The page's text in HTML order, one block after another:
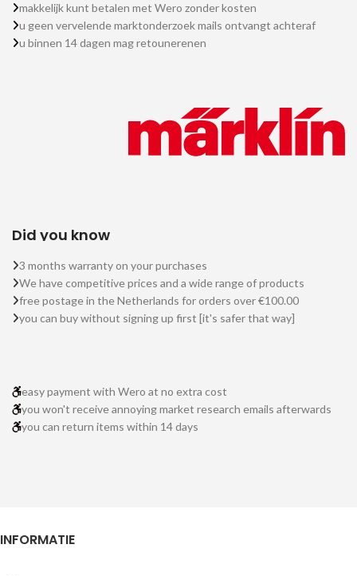
makkelijk kunt betalen met Wero zonder kosten
u geen vervelende marktonderzoek mails ontvangt achteraf
u binnen 14 dagen mag retounerenen
Did you know
3 months warranty on your purchases
We have competitive prices and a wide range of products
free postage in the Netherlands for orders over €100.00
you can buy without signing up first [it's safer that way]
easy payment with Wero at no extra cost
you won't receive annoying market research emails afterwards
you can return items within 14 days
INFORMATIE